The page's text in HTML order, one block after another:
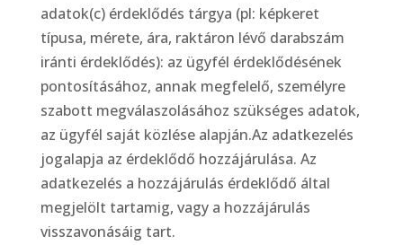
adatok(c) érdeklődés tárgya (pl: képkeret
típusa, mérete, ára, raktáron lévő darabszám
iránti érdeklődés): az ügyfél érdeklődésének
pontosításához, annak megfelelő, személyre
szabott megválaszolásához szükséges adatok,
az ügyfél saját közlése alapján.Az adatkezelés
jogalapja az érdeklődő hozzájárulása. Az
adatkezelés a hozzájárulás érdeklődő által
megjelölt tartamig, vagy a hozzájárulás
visszavonásáig tart.